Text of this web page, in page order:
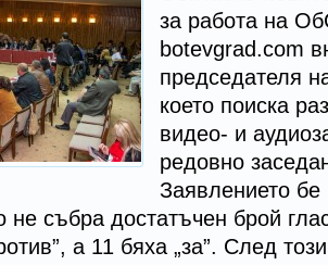
за работа на
botevgrad.com
председателя
което поиска
видео- и
редовно
Заявлението
не събра достатъчен брой
а 11 бяха „за”. След